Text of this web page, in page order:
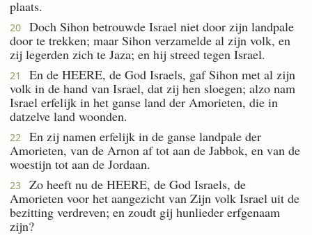
plaats.
20
Doch Sihon betrouwde Israel niet door zijn landpale
door te trekken; maar Sihon verzamelde al zijn volk, en
zij legerden zich te Jaza; en hij streed tegen Israel.
21
En de HEERE, de God Israels, gaf Sihon met al zijn
volk in de hand van Israel, dat zij hen sloegen; alzo nam
Israel erfelijk in het ganse land der Amorieten, die in
datzelve land woonden.
22
En zij namen erfelijk in de ganse landpale der
Amorieten, van de Arnon af tot aan de Jabbok, en van de
woestijn tot aan de Jordaan.
23
Zo heeft nu de HEERE, de God Israels, de
Amorieten voor het aangezicht van Zijn volk Israel uit de
bezitting verdreven; en zoudt gij hunlieder erfgenaam
zijn?